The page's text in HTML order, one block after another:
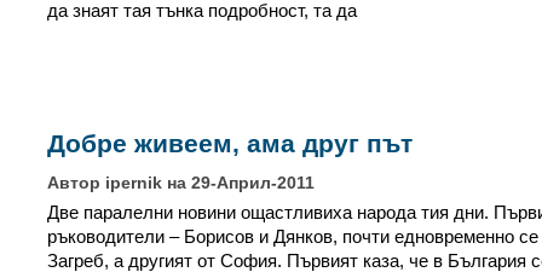
да знаят тая тънка подробност, та да
Добре живеем, ама друг път
Автор ipernik на 29-Април-2011
Две паралелни новини ощастливиха народа тия дни.
ръководители – Борисов и Дянков, почти едновременно се
Загреб, а другият от София. Първият каза, че в България